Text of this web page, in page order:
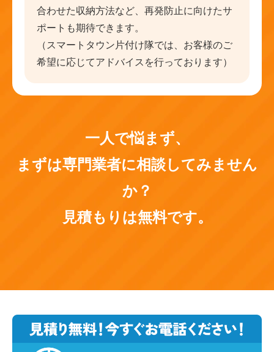
合わせた収納方法など、再発防止に向けたサ
ポートも期待できます。
（スマートタウン片付け隊では、お客様のご
希望に応じてアドバイスを行っております）
一人で悩まず、
まずは専門業者に相談してみません
か？
見積もりは無料です。